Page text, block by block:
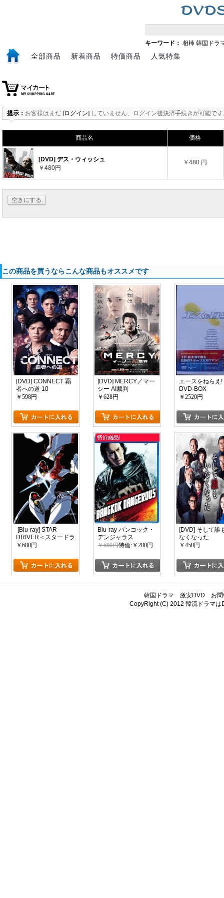
キーワード： 相棒 韓国ドラ
全部商品 新着商品 特価商品 人気特集
提示： お客様はまだ [ログイン] していません、ログイン後決済手続きが可能で
商品名 価格
[DVD] デス・ウィッシュ
￥480円
￥480 円
空きにする
この商品を買うならこんな商品もオススメです
[DVD] CONNECT 覇
者への道 10
￥598円
[DVD] MERCY／マー
シー AI裁判
￥628円
エースをねらえ!
DVD-BOX
￥2520円
[Blu-ray] STAR
DRIVER＜スタードラ
イバー＞輝きのタク
￥680円
Blu-ray バンコック・
デンジャラス
￥680円特価:￥280円
[DVD] そして誰
なくなった
￥450円
韓国ドラマ 激安DVD
お
CopyRight (C) 2012韓流ドラマは